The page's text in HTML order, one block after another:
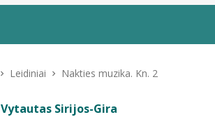
Leidiniai Nakties muzika. Kn. 2
Vytautas Sirijos-Gira